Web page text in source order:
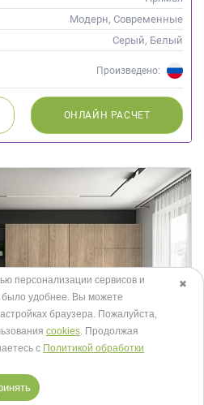
Интегрированная ручка
Модерн, Современные
Серый, Белый
Произведено:
ОНЛАЙН РАСЧЕТ
✖
персонализации сервисов и
было удобнее. Вы можете
браузера. Пожалуйста,
cookies. Продолжая
с Политикой обработки